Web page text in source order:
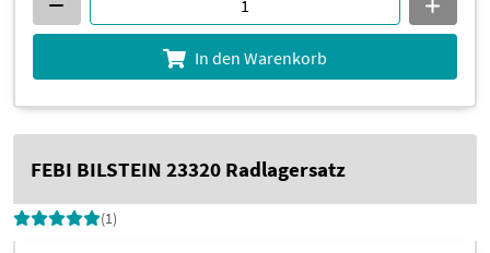
In den Warenkorb
FEBI BILSTEIN 23320 Radlagersatz
(1)